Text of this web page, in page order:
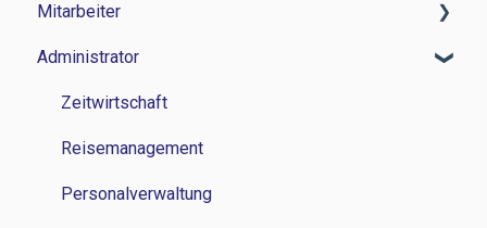
Mitarbeiter
Zeitwirtschaft
Reisemanagement
Personalverwaltung
Lohn und Gehalt
Administrator
Zeitwirtschaft
Reisemanagement
Personalverwaltung